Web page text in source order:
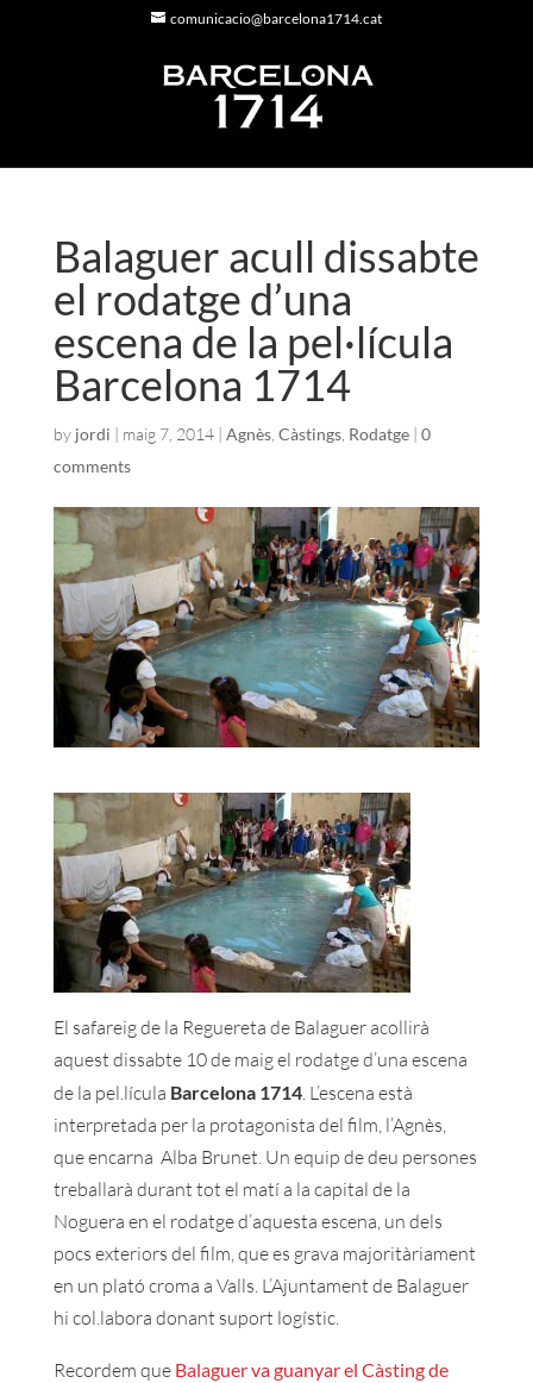
comunicacio@barcelona1714.cat
Balaguer acull dissabte
el rodatge d’una
escena de la pel·lícula
Barcelona 1714
by jordi | maig 7, 2014| Agnès, Càstings, Rodatge| 0
comments
El safareig de la Reguereta de Balaguer acollirà
aquest dissabte 10 de maig el rodatge d’una escena
de la pel.lícula Barcelona 1714. L’escena està
interpretada per la protagonista del film, l’Agnès,
que encarna Alba Brunet. Un equip de deu persones
treballarà durant tot el matí a la capital de la
Noguera en el rodatge d’aquesta escena, un dels
pocs exteriors del film, que es grava majoritàriament
en un plató croma a Valls. L’Ajuntament de Balaguer
hi col.labora donant suport logístic.
Recordem que Balaguer va guanyar el Càsting de